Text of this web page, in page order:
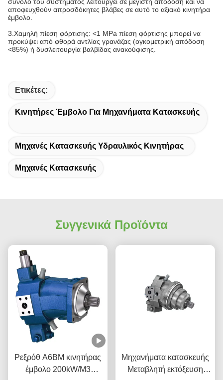
αποφευχθούν απροσδόκητες βλάβες σε αυτό το αξιακό κινητήρα
έμβολο.
3. Χαμηλή πίεση φόρτισης: <1 MPa πίεση φόρτισης μπορεί να
προκύψει από φθορά αντλίας γρανάζας (ογκομετρική απόδοση
<85%) ή δυσλειτουργία βαλβίδας ανακούφισης.
Ετικέτες:
Κινητήρες Έμβολο Για Μηχανήματα Κατασκευής
Μηχανές Κατασκευής Υδραυλικός Κινητήρας
Μηχανές Κατασκευής
Συγγενικά Προϊόντα
Ρεξρόθ Α6ΒΜ κινητήρας
έμβολο 200kW/M3
Μηχανήματα κατασκευής
Μεταβλητή εκτόξευση